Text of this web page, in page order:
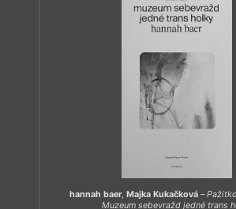
hannah baer, Majka Kukačková–
Muzeum sebevražd jedné trans